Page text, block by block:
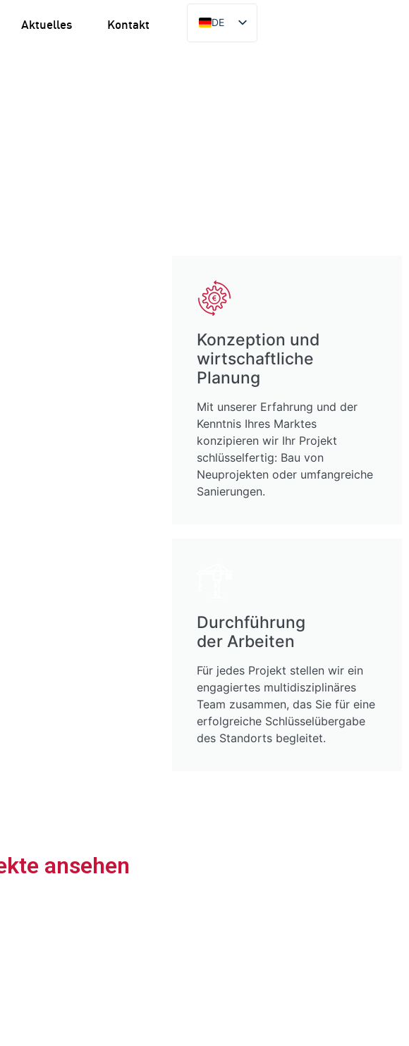
Aktuelles Kontakt
DE
FR
Konzeption und
wirtschaftliche
Planung
Mit unserer Erfahrung und der
Kenntnis Ihres Marktes
konzipieren wir Ihr Projekt
schlüsselfertig: Bau von
Neuprojekten oder umfangreiche
Sanierungen.
Durchführung
der Arbeiten
Für jedes Projekt stellen wir ein
engagiertes multidisziplinäres
Team zusammen, das Sie für eine
erfolgreiche Schlüsselübergabe
des Standorts begleitet.
ansehen